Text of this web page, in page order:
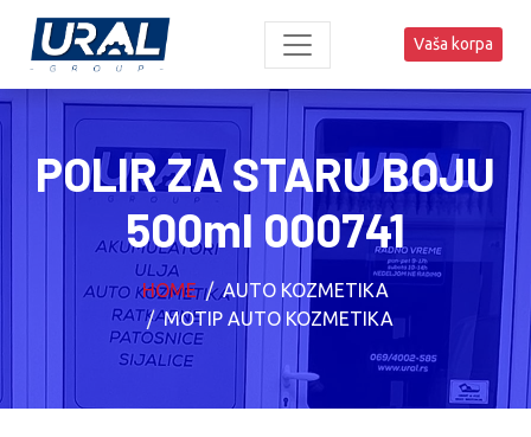
Vaša korpa
POLIR ZA STARU BOJU
500ml 000741
HOME
AUTO KOZMETIKA
MOTIP AUTO KOZMETIKA